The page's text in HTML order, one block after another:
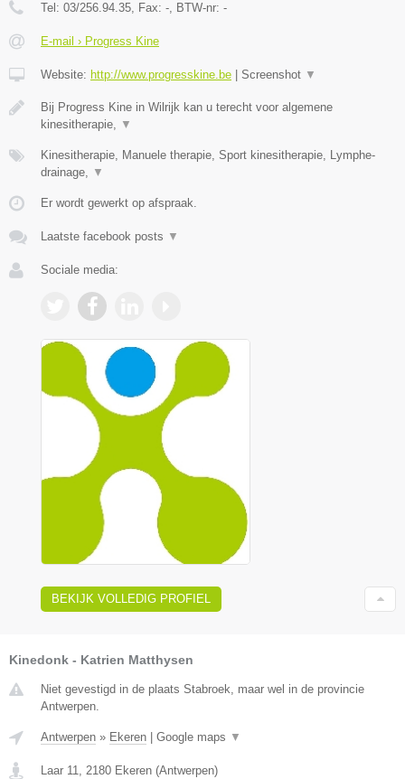
Tel: 03/256.94.35, Fax: -, BTW-nr: -
E-mail › Progress Kine
Website: http://www.progresskine.be Screenshot ▼
Bij Progress Kine in Wilrijk kan u terecht voor algemene
kinesitherapie, ▼
Kinesitherapie, Manuele therapie, Sport kinesitherapie, Lymphe-
drainage, ▼
Er wordt gewerkt op afspraak.
Laatste facebook posts ▼
Sociale media:
BEKIJK VOLLEDIG PROFIEL
Kinedonk - Katrien Matthysen
Niet gevestigd in de plaats Stabroek, maar wel in de provincie
Antwerpen.
Antwerpen » Ekeren Google maps ▼
Laar 11, 2180 Ekeren (Antwerpen)